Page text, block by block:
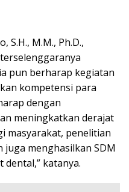
S.H., M.M., Ph.D.,
pun berharap kegiatan
kompetensi para
dengan
meningkatkan derajat
masyarakat, penelitian
menghasilkan SDM
katanya.